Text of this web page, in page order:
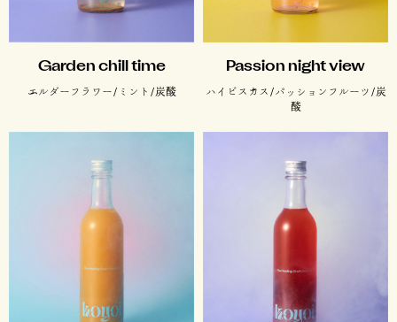
Garden chill time
エルダーフラワー/ミント/炭酸
Passion night view
ハイビスカス/パッションフルーツ/炭
酸